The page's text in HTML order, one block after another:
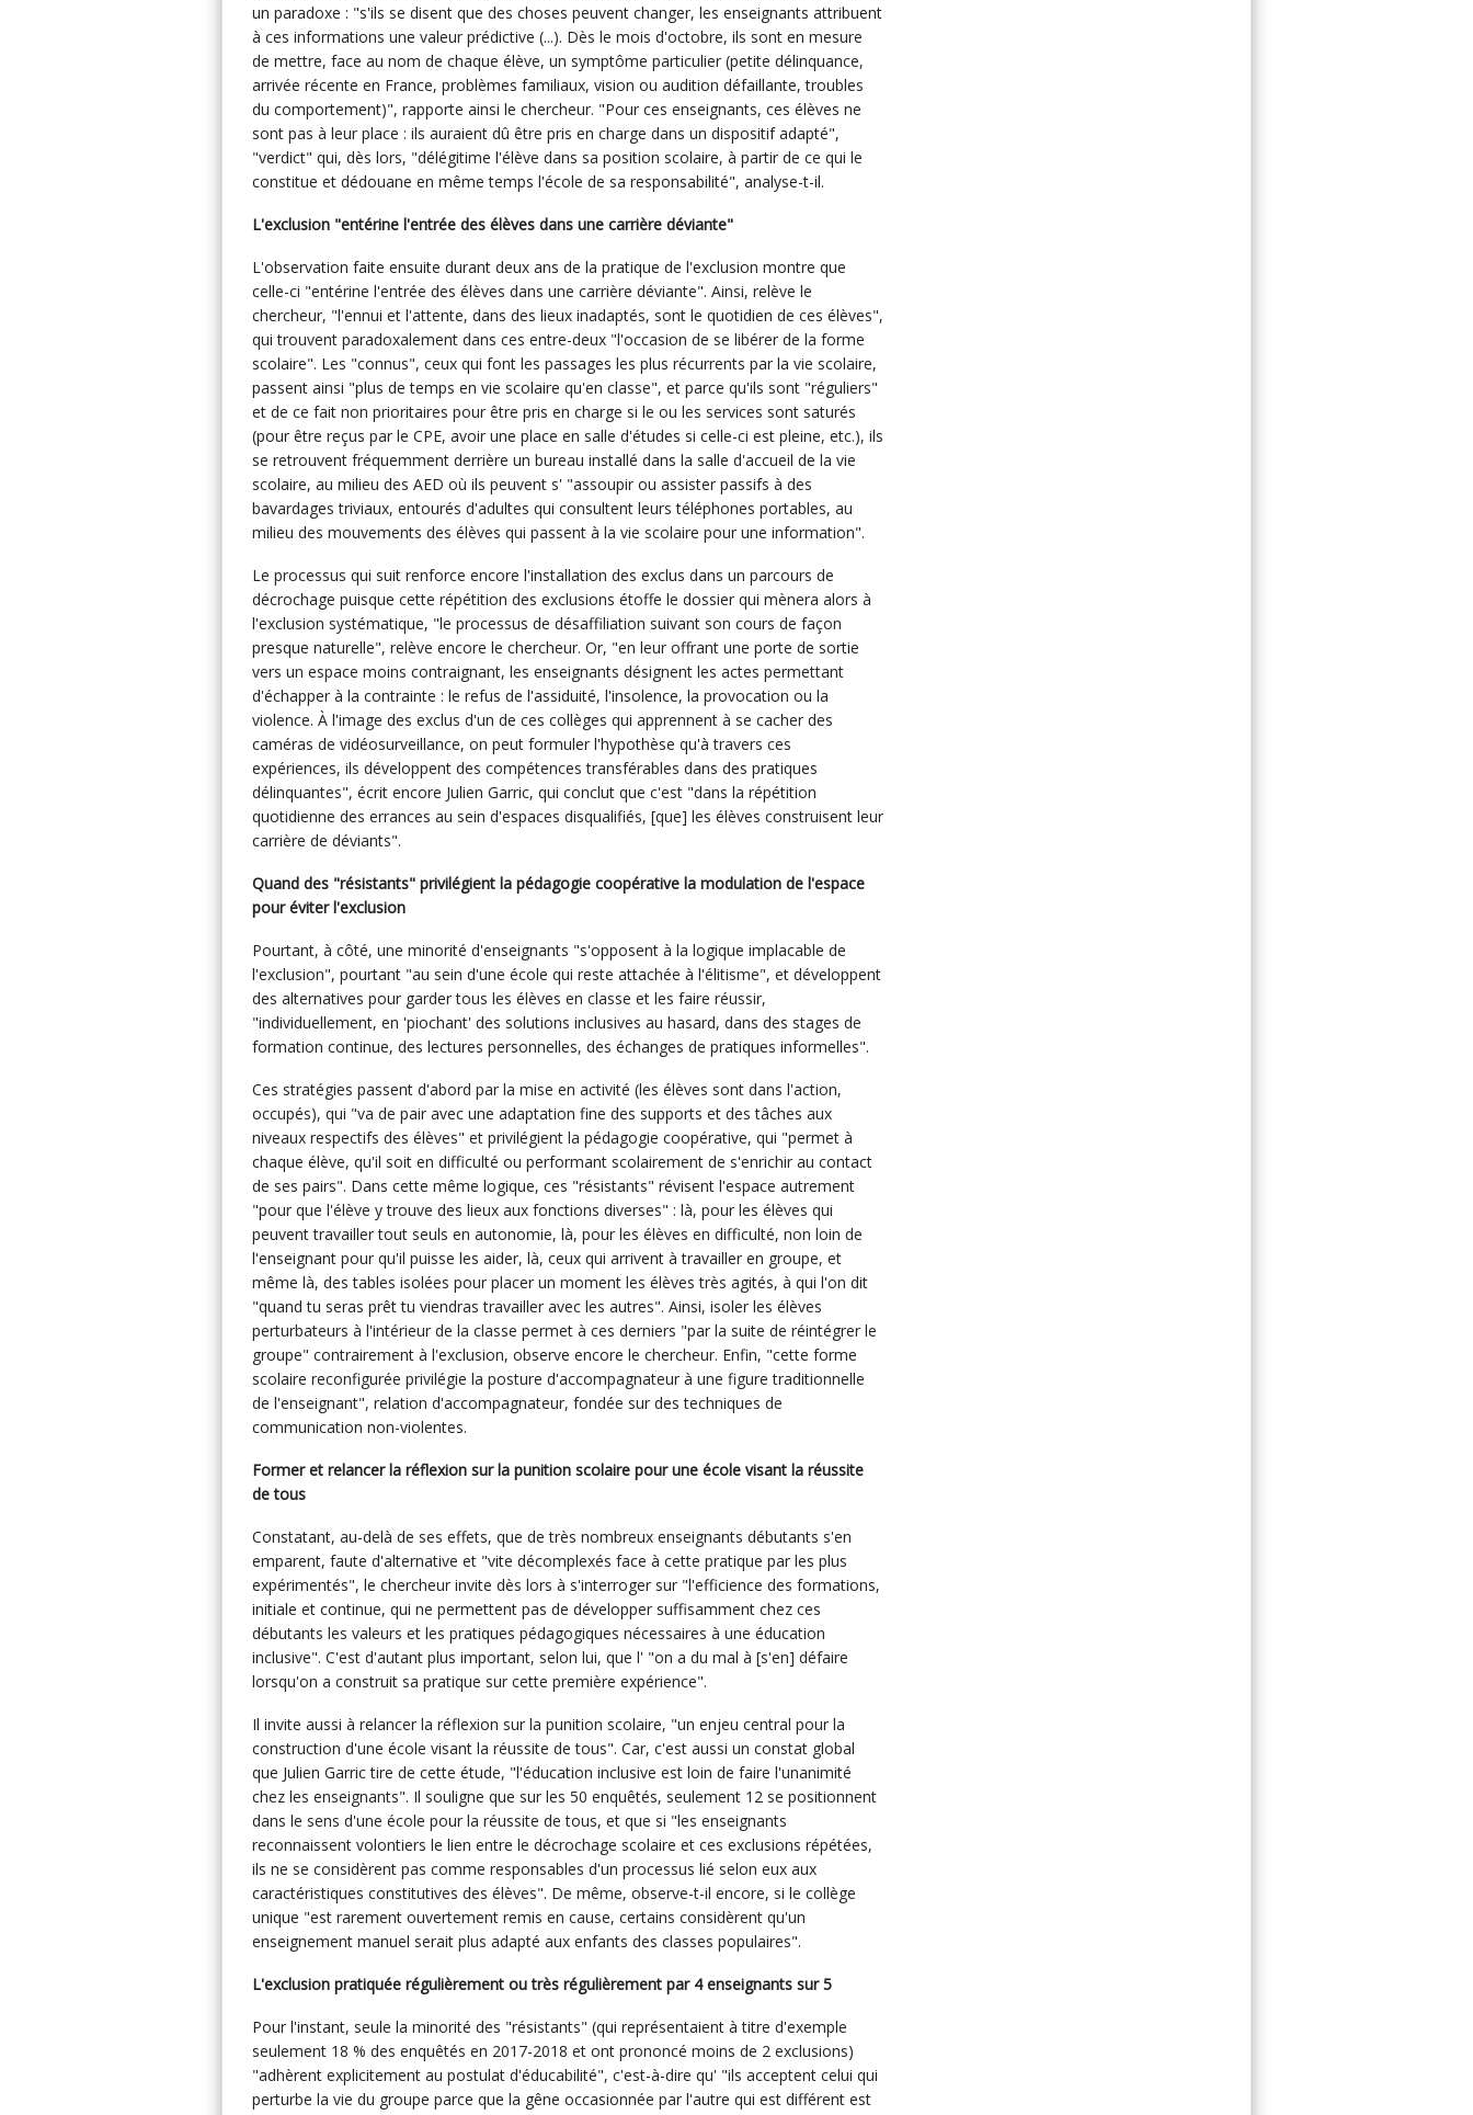
un paradoxe : "s'ils se disent que des choses peuvent changer, les enseignants attribuent
à ces informations une valeur prédictive (...). Dès le mois d'octobre, ils sont en mesure
de mettre, face au nom de chaque élève, un symptôme particulier (petite délinquance,
arrivée récente en France, problèmes familiaux, vision ou audition défaillante, troubles
du comportement)", rapporte ainsi le chercheur. "Pour ces enseignants, ces élèves ne
sont pas à leur place : ils auraient dû être pris en charge dans un dispositif adapté",
"verdict" qui, dès lors, "délégitime l'élève dans sa position scolaire, à partir de ce qui le
constitue et dédouane en même temps l'école de sa responsabilité", analyse-t-il.
L'exclusion "entérine l'entrée des élèves dans une carrière déviante"
L'observation faite ensuite durant deux ans de la pratique de l'exclusion montre que
celle-ci "entérine l'entrée des élèves dans une carrière déviante". Ainsi, relève le
chercheur, "l'ennui et l'attente, dans des lieux inadaptés, sont le quotidien de ces élèves",
qui trouvent paradoxalement dans ces entre-deux "l'occasion de se libérer de la forme
scolaire". Les "connus", ceux qui font les passages les plus récurrents par la vie scolaire,
passent ainsi "plus de temps en vie scolaire qu'en classe", et parce qu'ils sont "réguliers"
et de ce fait non prioritaires pour être pris en charge si le ou les services sont saturés
(pour être reçus par le CPE, avoir une place en salle d'études si celle-ci est pleine, etc.), ils
se retrouvent fréquemment derrière un bureau installé dans la salle d'accueil de la vie
scolaire, au milieu des AED où ils peuvent s' "assoupir ou assister passifs à des
bavardages triviaux, entourés d'adultes qui consultent leurs téléphones portables, au
milieu des mouvements des élèves qui passent à la vie scolaire pour une information".
Le processus qui suit renforce encore l'installation des exclus dans un parcours de
décrochage puisque cette répétition des exclusions étoffe le dossier qui mènera alors à
l'exclusion systématique, "le processus de désaffiliation suivant son cours de façon
presque naturelle", relève encore le chercheur. Or, "en leur offrant une porte de sortie
vers un espace moins contraignant, les enseignants désignent les actes permettant
d'échapper à la contrainte : le refus de l'assiduité, l'insolence, la provocation ou la
violence. À l'image des exclus d'un de ces collèges qui apprennent à se cacher des
caméras de vidéosurveillance, on peut formuler l'hypothèse qu'à travers ces
expériences, ils développent des compétences transférables dans des pratiques
délinquantes", écrit encore Julien Garric, qui conclut que c'est "dans la répétition
quotidienne des errances au sein d'espaces disqualifiés, [que] les élèves construisent leur
carrière de déviants".
Quand des "résistants" privilégient la pédagogie coopérative la modulation de l'espace
pour éviter l'exclusion
Pourtant, à côté, une minorité d'enseignants "s'opposent à la logique implacable de
l'exclusion", pourtant "au sein d'une école qui reste attachée à l'élitisme", et développent
des alternatives pour garder tous les élèves en classe et les faire réussir,
"individuellement, en 'piochant' des solutions inclusives au hasard, dans des stages de
formation continue, des lectures personnelles, des échanges de pratiques informelles".
Ces stratégies passent d'abord par la mise en activité (les élèves sont dans l'action,
occupés), qui "va de pair avec une adaptation fine des supports et des tâches aux
niveaux respectifs des élèves" et privilégient la pédagogie coopérative, qui "permet à
chaque élève, qu'il soit en difficulté ou performant scolairement de s'enrichir au contact
de ses pairs". Dans cette même logique, ces "résistants" révisent l'espace autrement
"pour que l'élève y trouve des lieux aux fonctions diverses" : là, pour les élèves qui
peuvent travailler tout seuls en autonomie, là, pour les élèves en difficulté, non loin de
l'enseignant pour qu'il puisse les aider, là, ceux qui arrivent à travailler en groupe, et
même là, des tables isolées pour placer un moment les élèves très agités, à qui l'on dit
"quand tu seras prêt tu viendras travailler avec les autres". Ainsi, isoler les élèves
perturbateurs à l'intérieur de la classe permet à ces derniers "par la suite de réintégrer le
groupe" contrairement à l'exclusion, observe encore le chercheur. Enfin, "cette forme
scolaire reconfigurée privilégie la posture d'accompagnateur à une figure traditionnelle
de l'enseignant", relation d'accompagnateur, fondée sur des techniques de
communication non-violentes.
Former et relancer la réflexion sur la punition scolaire pour une école visant la réussite
de tous
Constatant, au-delà de ses effets, que de très nombreux enseignants débutants s'en
emparent, faute d'alternative et "vite décomplexés face à cette pratique par les plus
expérimentés", le chercheur invite dès lors à s'interroger sur "l'efficience des formations,
initiale et continue, qui ne permettent pas de développer suffisamment chez ces
débutants les valeurs et les pratiques pédagogiques nécessaires à une éducation
inclusive". C'est d'autant plus important, selon lui, que l' "on a du mal à [s'en] défaire
lorsqu'on a construit sa pratique sur cette première expérience".
Il invite aussi à relancer la réflexion sur la punition scolaire, "un enjeu central pour la
construction d'une école visant la réussite de tous". Car, c'est aussi un constat global
que Julien Garric tire de cette étude, "l'éducation inclusive est loin de faire l'unanimité
chez les enseignants". Il souligne que sur les 50 enquêtés, seulement 12 se positionnent
dans le sens d'une école pour la réussite de tous, et que si "les enseignants
reconnaissent volontiers le lien entre le décrochage scolaire et ces exclusions répétées,
ils ne se considèrent pas comme responsables d'un processus lié selon eux aux
caractéristiques constitutives des élèves". De même, observe-t-il encore, si le collège
unique "est rarement ouvertement remis en cause, certains considèrent qu'un
enseignement manuel serait plus adapté aux enfants des classes populaires".
L'exclusion pratiquée régulièrement ou très régulièrement par 4 enseignants sur 5
Pour l'instant, seule la minorité des "résistants" (qui représentaient à titre d'exemple
seulement 18 % des enquêtés en 2017-2018 et ont prononcé moins de 2 exclusions)
"adhèrent explicitement au postulat d'éducabilité", c'est-à-dire qu' "ils acceptent celui qui
perturbe la vie du groupe parce que la gêne occasionnée par l'autre qui est différent est